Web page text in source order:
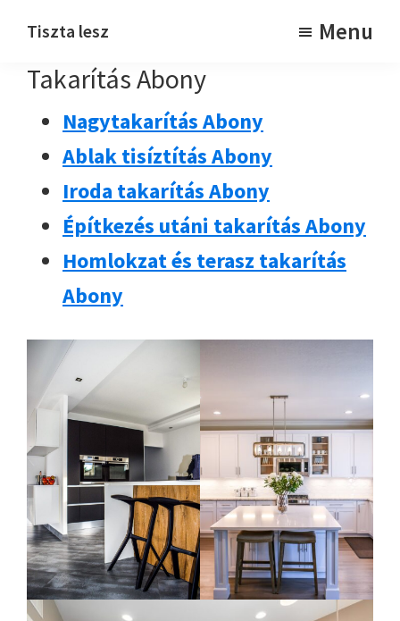
main
footer
Tiszta lesz Menu
Takarítás Abony
Nagytakarítás Abony
Ablak tisíztítás Abony
Iroda takarítás Abony
Építkezés utáni takarítás Abony
Homlokzat és terasz takarítás
Abony